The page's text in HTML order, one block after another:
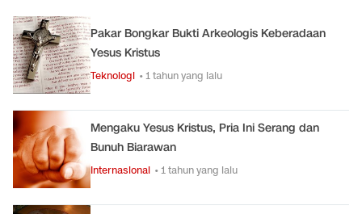
Pakar Bongkar Bukti Arkeologis Keberadaan
Yesus Kristus
Teknologi • 1 tahun yang lalu
Mengaku Yesus Kristus, Pria Ini Serang dan
Bunuh Biarawan
Internasional • 1 tahun yang lalu